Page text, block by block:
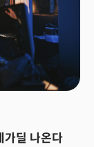
가딜 나온다